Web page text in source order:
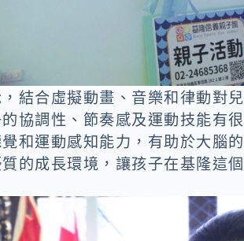
結合虛擬動畫、音樂和律動對
協調性、節奏感及運動技能有
和運動感知能力，有助於大腦
的成長環境，讓孩子在基隆這